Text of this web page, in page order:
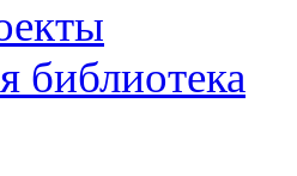
библиотека